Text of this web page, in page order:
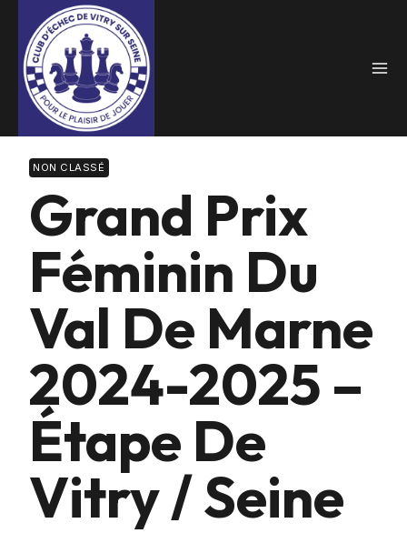
content
NON CLASSÉ
Grand Prix
Féminin Du
Val De Marne
2024-2025 –
Étape De
Vitry / Seine